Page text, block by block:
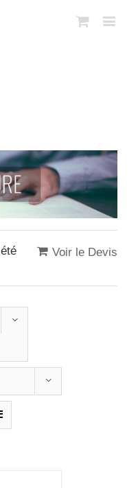
Voir le Devis